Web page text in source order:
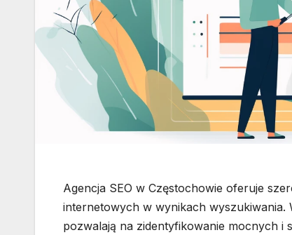
Agencja SEO w Częstochowie oferuje
internetowych w wynikach wyszukiwania.
pozwalają na zidentyfikowanie mocnych i